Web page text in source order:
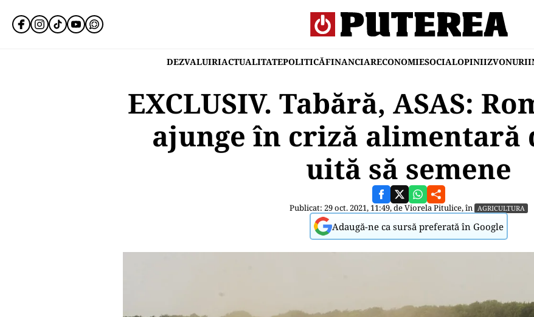
DEZVALUIRIACTUALITATEPOLITICĂFINANCIARECONOMIESOCIALOPINIIZVONURI
EXCLUSIV. Tabără, ASAS:
ajunge în criză alimentară
uită să semene
Publicat: 29 oct. 2021, 11:49, deViorela Pitulice, în AGRICULTURA
Adaugă-ne ca sursă preferată în Google